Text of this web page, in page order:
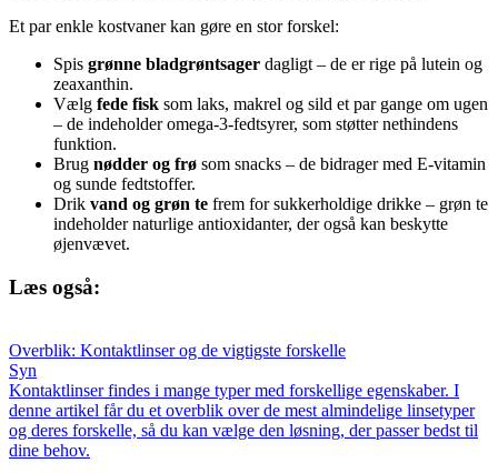
Et par enkle kostvaner kan gøre en stor forskel:
Spis grønne bladgrøntsager dagligt – de er rige på lutein og
zeaxanthin.
Vælg fede fisk som laks, makrel og sild et par gange om ugen
– de indeholder omega-3-fedtsyrer, som støtter nethindens
funktion.
Brug nødder og frø som snacks – de bidrager med E-vitamin
og sunde fedtstoffer.
Drik vand og grøn te frem for sukkerholdige drikke – grøn te
indeholder naturlige antioxidanter, der også kan beskytte
øjenvævet.
Læs også:
Overblik: Kontaktlinser og de vigtigste forskelle
Syn
Kontaktlinser findes i mange typer med forskellige egenskaber. I
denne artikel får du et overblik over de mest almindelige linsetyper
og deres forskelle, så du kan vælge den løsning, der passer bedst til
dine behov.